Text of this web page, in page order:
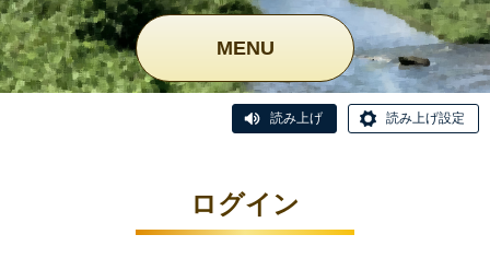
MENU
読み上げ 読み上げ設定
ログイン